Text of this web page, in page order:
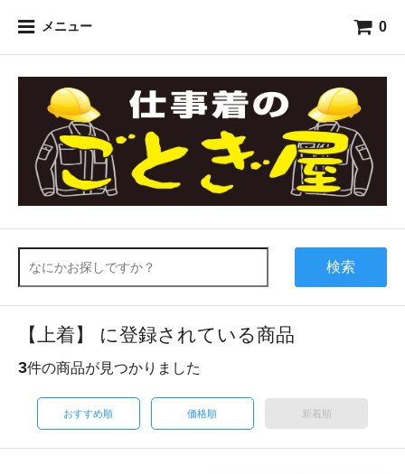
メニュー 0
検索
【上着】 に登録されている商品
3件の商品が見つかりました
おすすめ順 価格順 新着順